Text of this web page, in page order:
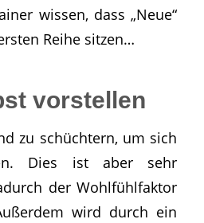
wissen, dass „Neue“
Reihe sitzen…
vorstellen
zu schüchtern, um sich
Dies ist aber sehr
der Wohlfühlfaktor
wird durch ein